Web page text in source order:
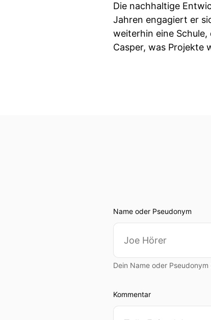
Die nachhaltige
Jahren engagiert er
weiterhin eine
Casper, was Projekte
Name oder Pseudonym
Dein Name oder
Kommentar